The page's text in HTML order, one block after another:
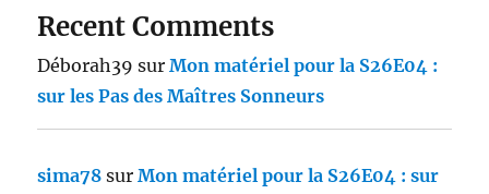
Recent Comments
Déborah39 surMon matériel pour la S26E04 :
sur les Pas des Maîtres Sonneurs
sima78 surMon matériel pour la S26E04 : sur